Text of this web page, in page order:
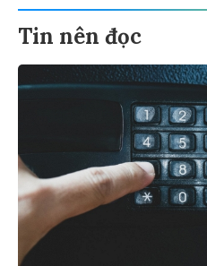
Tin nên đọc